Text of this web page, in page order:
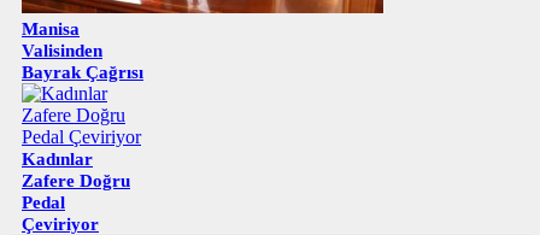
Manisa
Valisinden
Bayrak Çağrısı
Kadınlar
Zafere Doğru
Pedal
Çeviriyor